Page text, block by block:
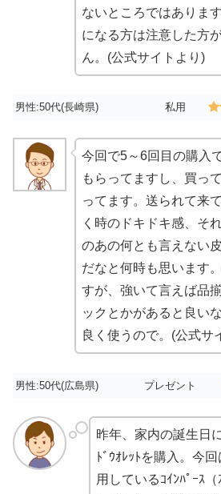
ないところではありま
になる方は注意した方
ん。(公式サイトより)
男性:50代(長崎県) 私用
今回で5～6回目の購入
もらってますし、買っ
ってます。送られて来
く時のドキドキ感、そ
のあの何とも言えない
だなと何時も思います
すが、強いて言えば品
ックとかがあると良い
良く使うので。(公式サ
男性:50代(広島県) プレゼント
昨年、家内の誕生日
ﾄﾞｳｵﾚｯﾄを購入。今
用しているｺｲﾝﾊﾟｰｽ（